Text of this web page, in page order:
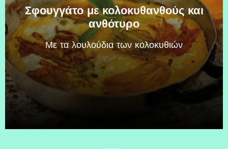
Σφουγγάτο με κολοκυθανθούς και
ανθότυρο
Mε τα λουλούδια των κολοκυθιών